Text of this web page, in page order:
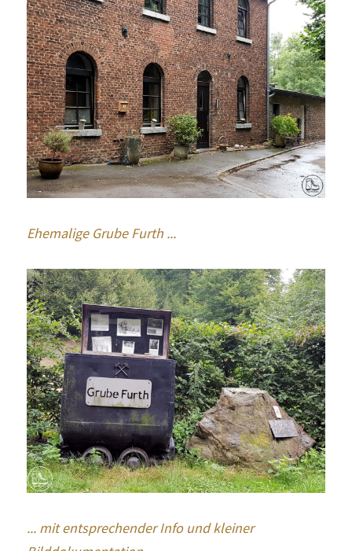
Ehemalige Grube Furth ...
... mit entsprechender Info und kleiner